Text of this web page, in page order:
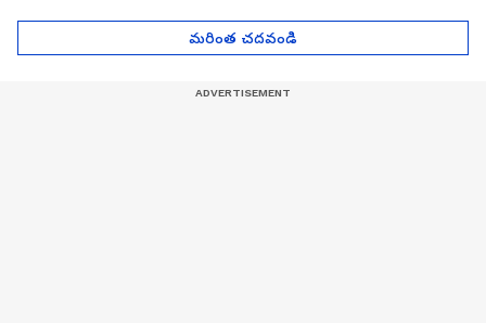
News Telugu
మరింత చదవండి